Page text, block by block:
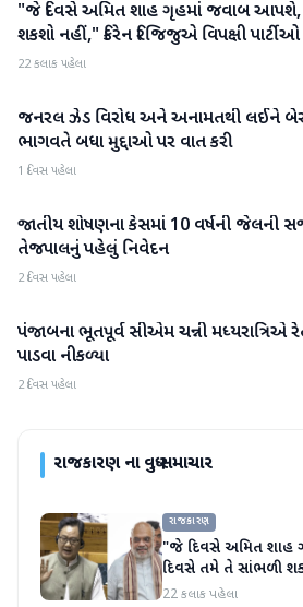
રાજકારણ
"જે દિવસે અમિત શાહ ગૃહમાં જવાબ આપશે,
શકશો નહીં," કિરેન રિજિજુએ વિપક્ષી પાર્ટીઓ
22 કલાક પહેલા
રાજકારણ
જનરલ ઝેડ વિરોધ અને અનામતથી લઈને
ભાગવતે બધા મુદ્દાઓ પર વાત કરી
1 દિવસ પહેલા
રાજકારણ
જાતીય શોષણના કેસમાં 10 વર્ષની જેલની
તેજપાલનું પહેલું નિવેદન
2 દિવસ પહેલા
રાજકારણ
પંજાબના ભૂતપૂર્વ સીએમ ચન્ની મધ્યરાત્રિએ
પાડવા નીકળ્યા
2 દિવસ પહેલા
રાજકારણના વધુ સમાચાર
રાજકારણ
"જે દિવસે અમિત
દિવસે તમે તે સાંભળી
રિજિજુએ વિપક્ષી પાર્ટીઓ
22 કલાક પહેલા